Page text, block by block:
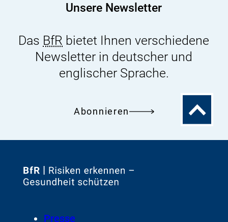
o
Unsere Newsletter
Das BfR bietet Ihnen verschiedene
Newsletter in deutscher und
englischer Sprache.
Abonnieren
Zum
Zur
FooterPresse